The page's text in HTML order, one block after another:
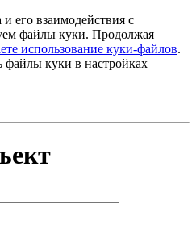
его взаимодействия с
файлы куки. Продолжая
использование куки-файлов.
файлы куки в настройках